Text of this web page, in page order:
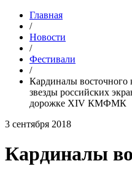
Главная
/
Новости
/
Фестивали
/
Кардиналы восточного
звезды российских
дорожке XIV КМФМК
3 сентября 2018
Кардиналы